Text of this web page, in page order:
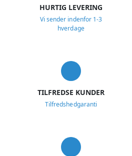
HURTIG LEVERING
Vi sender indenfor 1-3
hverdage
TILFREDSE KUNDER
Tilfredshedgaranti